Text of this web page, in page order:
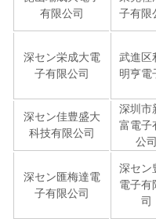
有限公司
子有限
深セン栄成大電
子有限公司
武進区
明亨電
深セン佳豊盛大
科技有限公司
深圳市
富電子
公司
深セン匯梅達電
子有限公司
深セン
電子有
司